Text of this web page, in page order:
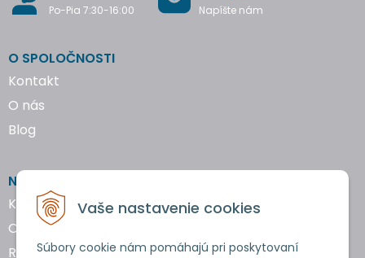
Vaše nastavenie cookies
Súbory cookie nám pomáhajú pri poskytovaní
Po-Pia 7:30-16:00 Napíšte nám
O SPOLOČNOSTI
Kontakt
O nás
Blog
NAKUPOVANIE
Katalógy náradia
Obchodné podmienky
Reklamácie a vrátenie tovaru